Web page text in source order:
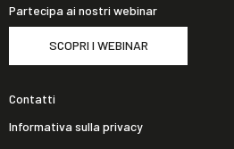
Partecipa ai nostri webinar
SCOPRI I WEBINAR
Contatti
Informativa sulla privacy